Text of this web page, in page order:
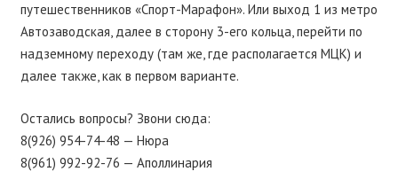
путешественников «Спорт-Марафон». Или выход 1 из метро
Автозаводская, далее в сторону 3-его кольца, перейти по
надземному переходу (там же, где располагается МЦК) и
далее также, как в первом варианте.
Остались вопросы? Звони сюда:
8(926) 954-74-48 — Нюра
8(961) 992-92-76 — Аполлинария